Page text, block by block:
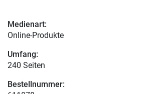
Medienart:
Online-Produkte
Umfang:
240 Seiten
Bestellnummer: